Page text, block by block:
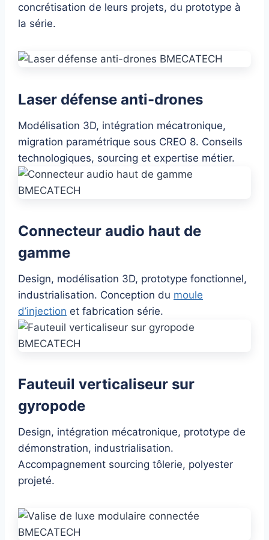
concrétisation de leurs projets, du prototype à
la série.
Laser défense anti-drones
Modélisation 3D, intégration mécatronique,
migration paramétrique sous CREO 8. Conseils
technologiques, sourcing et expertise métier.
Connecteur audio haut de
gamme
Design, modélisation 3D, prototype fonctionnel,
industrialisation. Conception du moule
d’injection et fabrication série.
Fauteuil verticaliseur sur
gyropode
Design, intégration mécatronique, prototype de
démonstration, industrialisation.
Accompagnement sourcing tôlerie, polyester
projeté.